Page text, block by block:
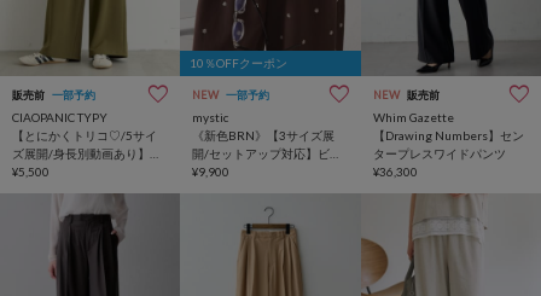
販売前 一部予約
CIAOPANIC TYPY
【とにかくトリコ♡/5サイ
ズ展開/身長別動画あり】と
ろみイージーパンツ
¥5,500
10％OFFクーポン
NEW 一部予約
mystic
《新色BRN》【3サイズ展
開/セットアップ対応】ビー
ジーフラワースラックス
¥9,900
NEW 販売前
Whim Gazette
【Drawing Numbers】セン
タープレスワイドパンツ
¥36,300